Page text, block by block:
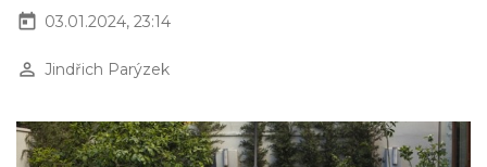
today 03.01.2024, 23:14
perm_identity Jindřich Parýzek